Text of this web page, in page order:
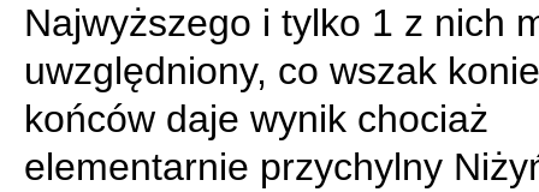
Najwyższego i tylko 1 z nich
uwzględniony, co wszak
końców daje wynik chociaż
elementarnie przychylny